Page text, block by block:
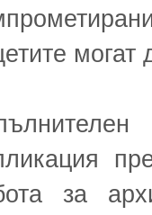
могат
за